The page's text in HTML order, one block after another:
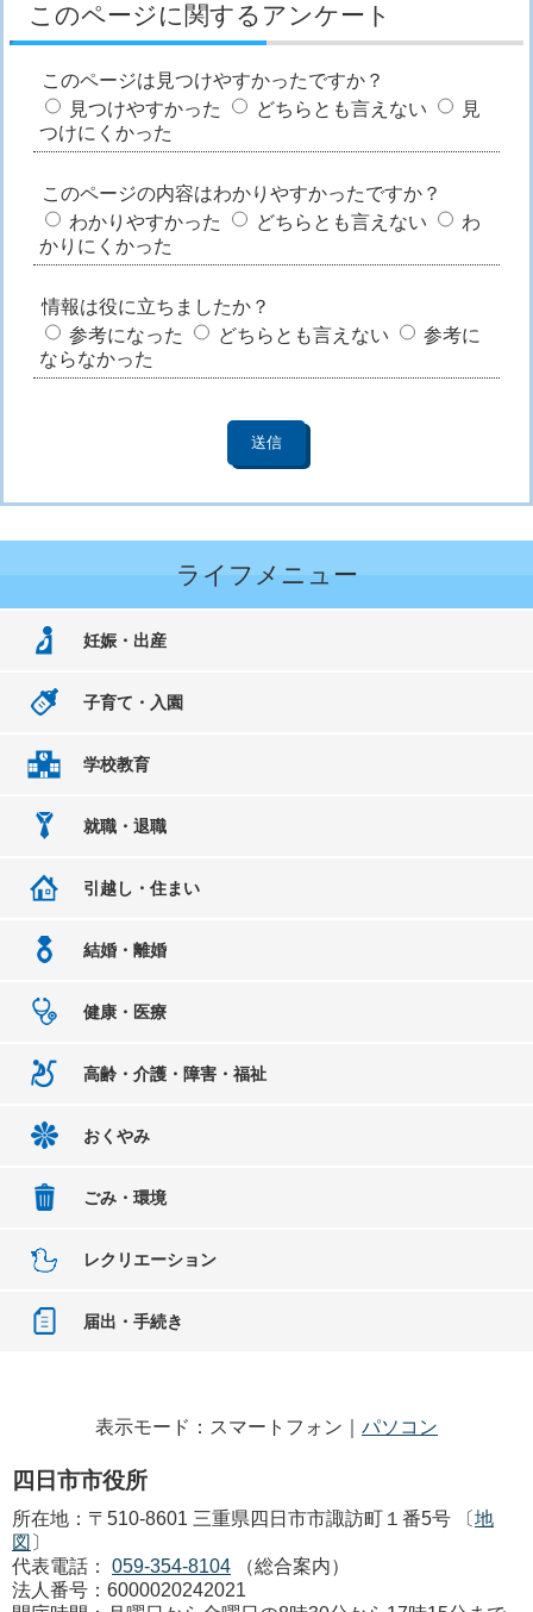
このページに関するアンケート
このページは見つけやすかったですか？
見つけやすかった
どちらとも言えない
見
つけにくかった
このページの内容はわかりやすかったですか？
わかりやすかった
どちらとも言えない
わ
かりにくかった
情報は役に立ちましたか？
参考になった
どちらとも言えない
参考に
ならなかった
ライフメニュー
妊娠・出産
子育て・入園
学校教育
就職・退職
引越し・住まい
結婚・離婚
健康・医療
高齢・介護・障害・福祉
おくやみ
ごみ・環境
レクリエーション
届出・手続き
表示モード：スマートフォン｜ パソコン
四日市市役所
所在地：〒510-8601 三重県四日市市諏訪町１番5号 〔地
図 〕
代表電話：
059-354-8104
（総合案内）
法人番号：6000020242021